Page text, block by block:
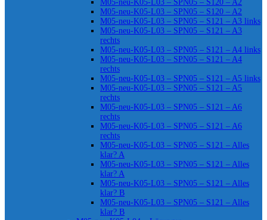
M05-neu-K05-L03 – SPN05 – S120 – A2
M05-neu-K05-L03 – SPN05 – S120 – A2
M05-neu-K05-L03 – SPN05 – S121 – A3 links
M05-neu-K05-L03 – SPN05 – S121 – A3
rechts
M05-neu-K05-L03 – SPN05 – S121 – A4 links
M05-neu-K05-L03 – SPN05 – S121 – A4
rechts
M05-neu-K05-L03 – SPN05 – S121 – A5 links
M05-neu-K05-L03 – SPN05 – S121 – A5
rechts
M05-neu-K05-L03 – SPN05 – S121 – A6
rechts
M05-neu-K05-L03 – SPN05 – S121 – A6
rechts
M05-neu-K05-L03 – SPN05 – S121 – Alles
klar? A
M05-neu-K05-L03 – SPN05 – S121 – Alles
klar? A
M05-neu-K05-L03 – SPN05 – S121 – Alles
klar? B
M05-neu-K05-L03 – SPN05 – S121 – Alles
klar? B